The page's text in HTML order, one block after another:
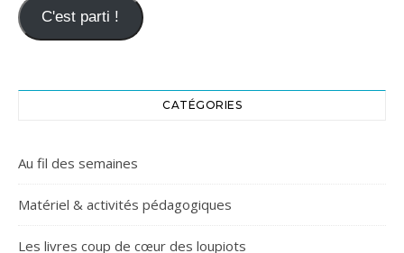
C'est parti !
CATÉGORIES
Au fil des semaines
Matériel & activités pédagogiques
Les livres coup de cœur des loupiots